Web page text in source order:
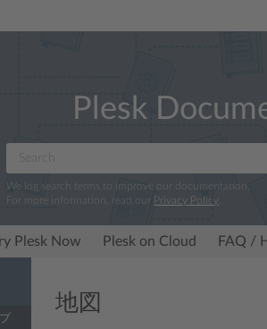
Plesk
We log search terms to improve our documentation.
For more information, read our Privacy Policy
Plesk Now Plesk on Cloud FAQ /
地図